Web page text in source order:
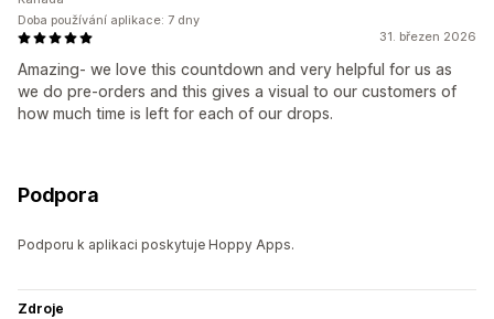
31. březen 2026
Amazing- we love this countdown and very helpful for us as
we do pre-orders and this gives a visual to our customers of
how much time is left for each of our drops.
Doba používání aplikace: 7 dny
Podpora
Podporu k aplikaci poskytuje Hoppy Apps.
Zdroje